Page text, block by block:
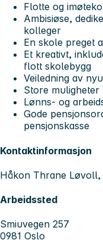
Flotte og
Ambisiøse,
kolleger
En skole preget
Et kreativt,
flott skolebygg
Veiledning av
Store
Lønns- og
Gode
pensjonskasse
Kontaktinformasjon
Håkon Thrane Løvoll,
Arbeidssted
Smiuvegen 257
0981 Oslo